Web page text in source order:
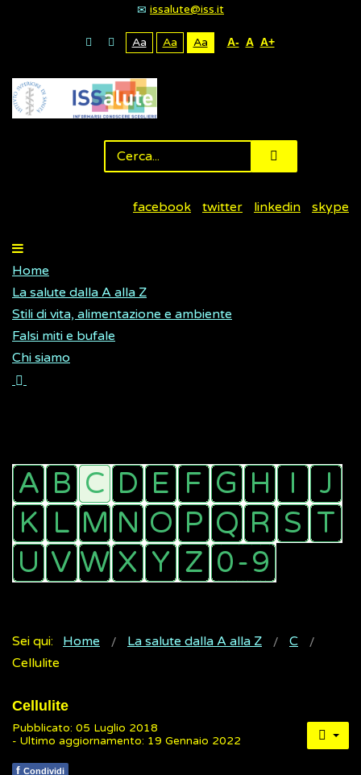
issalute@iss.it
Aa Aa Aa A- A A+
facebook twitter linkedin skype
Home
La salute dalla A alla Z
Stili di vita, alimentazione e ambiente
Falsi miti e bufale
Chi siamo
Sei qui: Home La salute dalla A alla Z
C
Cellulite
Cellulite
Pubblicato: 05 Luglio 2018
- Ultimo aggiornamento: 19 Gennaio 2022
f Condividi